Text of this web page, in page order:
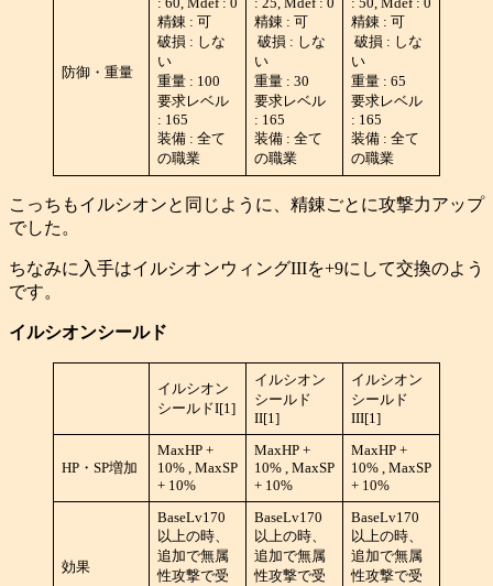
防御・重量
精錬 : 可
破損 : しな
い
重量 : 100
要求レベル
: 165
装備 : 全て
の職業
精錬 : 可
破損 : しな
い
重量 : 30
要求レベル
: 165
装備 : 全て
の職業
精錬 : 可
破損 : しな
い
重量 : 65
要求レベル
: 165
装備 : 全て
の職業
こっちもイルシオンと同じように、精錬ごとに攻撃力アップ
でした。
ちなみに入手はイルシオンウィングIIIを+9にして交換のよう
です。
イルシオンシールド
イルシオン
シールドI[1]
イルシオン
シールド
II[1]
イルシオン
シールド
III[1]
HP・SP増加
MaxHP +
10% , MaxSP
+ 10%
MaxHP +
10% , MaxSP
+ 10%
MaxHP +
10% , MaxSP
+ 10%
効果
BaseLv170
以上の時、
追加で無属
性攻撃で受
BaseLv170
以上の時、
追加で無属
性攻撃で受
BaseLv170
以上の時、
追加で無属
性攻撃で受